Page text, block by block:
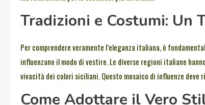
Tradizioni e Costumi:
Per comprendere veramente l’eleganza italiana, è
influenzano il modo di vestire. Le diverse regioni italiane
vivacità dei colori siciliani. Questo mosaico di influenze
Come Adottare il Vero